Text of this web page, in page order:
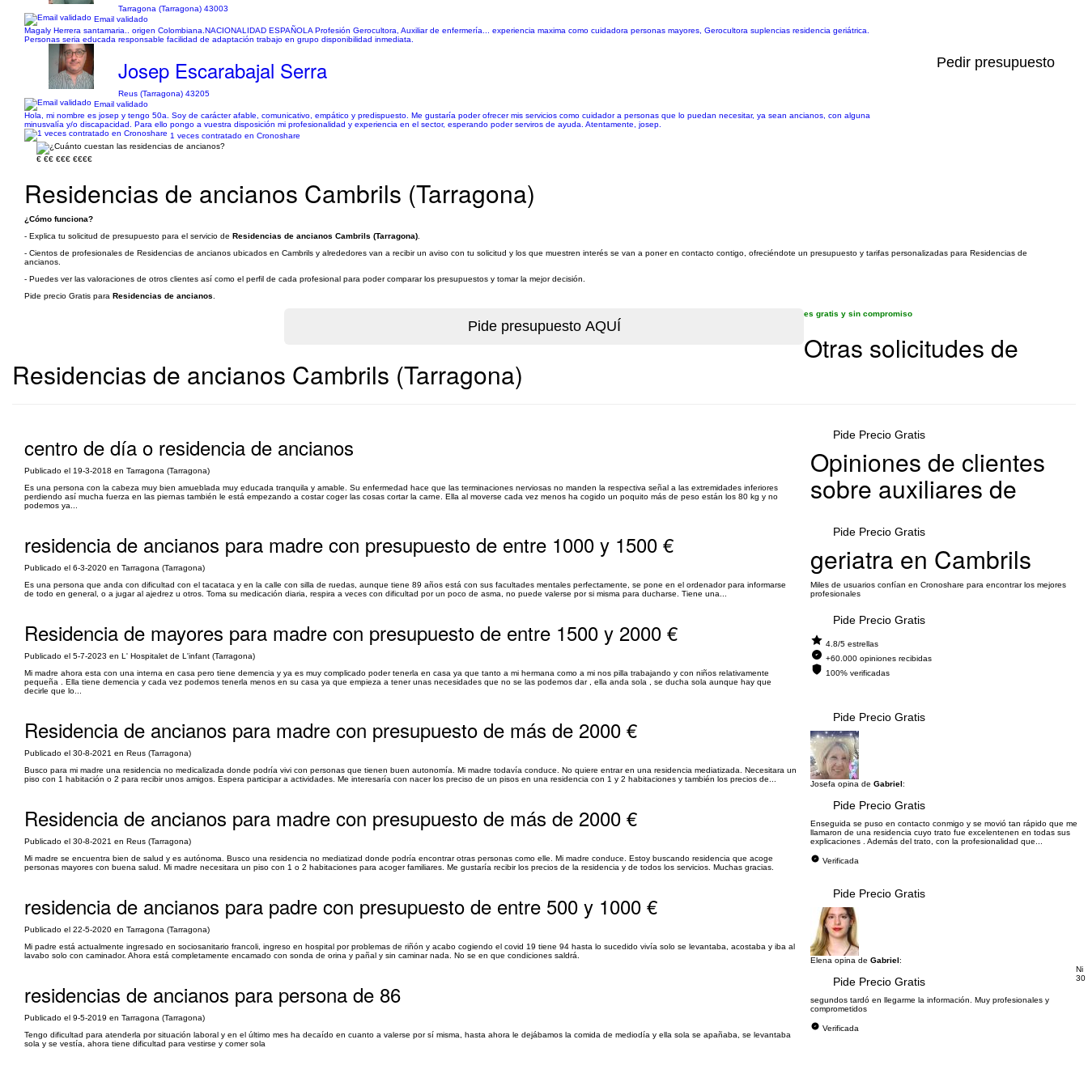
Tarragona (Tarragona) 43003
Email validado
Magaly Herrera santamaria.. origen Colombiana.NACIONALIDAD ESPAÑOLA Profesión Gerocultora, Auxiliar de enfermería... experiencia maxima como cuidadora personas mayores, Gerocultora suplencias residencia geriátrica.
Personas seria educada responsable facilidad de adaptación trabajo en grupo disponibilidad inmediata.
Josep Escarabajal Serra
Reus (Tarragona) 43205
Email validado
Hola, mi nombre es josep y tengo 50a. Soy de carácter afable, comunicativo, empático y predispuesto. Me gustaría poder ofrecer mis servicios como cuidador a personas que lo puedan necesitar, ya sean ancianos, con alguna
minusvalía y/o discapacidad. Para ello pongo a vuestra disposición mi profesionalidad y experiencia en el sector, esperando poder serviros de ayuda. Atentamente, josep.
1 veces contratado en Cronoshare
Pedir presupuesto
€ €€ €€€ €€€€
Residencias de ancianos Cambrils (Tarragona)
¿Cómo funciona?
- Explica tu solicitud de presupuesto para el servicio de Residencias de ancianos Cambrils (Tarragona)
- Cientos de profesionales de Residencias de ancianos ubicados en Cambrils y alrededores van a recibir un aviso con tu solicitud y los que muestren interés se van a poner en contacto contigo, ofreciéndote un presupuesto y tarifas personalizadas para Residencias de
ancianos.
- Puedes ver las valoraciones de otros clientes así como el perfil de cada profesional para poder comparar los presupuestos y tomar la mejor decisión.
Pide precio Gratis para Residencias de ancianos
es gratis y sin compromiso
Otras solicitudes de
Residencias de ancianos Cambrils (Tarragona)
centro de día o residencia de ancianos
Publicado el 19-3-2018 en Tarragona (Tarragona)
Es una persona con la cabeza muy bien amueblada muy educada tranquila y amable. Su enfermedad hace que las terminaciones nerviosas no manden la respectiva señal a las extremidades inferiores
perdiendo así mucha fuerza en las piernas también le está empezando a costar coger las cosas cortar la carne. Ella al moverse cada vez menos ha cogido un poquito más de peso están los 80 kg y no
podemos ya...
Pide Precio Gratis
residencia de ancianos para madre con presupuesto de entre 1000 y 1500 €
Publicado el 6-3-2020 en Tarragona (Tarragona)
Es una persona que anda con dificultad con el tacataca y en la calle con silla de ruedas, aunque tiene 89 años está con sus facultades mentales perfectamente, se pone en el ordenador para informarse
de todo en general, o a jugar al ajedrez u otros. Toma su medicación diaria, respira a veces con dificultad por un poco de asma, no puede valerse por si misma para ducharse. Tiene una...
Pide Precio Gratis
Residencia de mayores para madre con presupuesto de entre 1500 y 2000 €
Publicado el 5-7-2023 en L' Hospitalet de L'infant (Tarragona)
Mi madre ahora esta con una interna en casa pero tiene demencia y ya es muy complicado poder tenerla en casa ya que tanto a mi hermana como a mi nos pilla trabajando y con niños relativamente
pequeña . Ella tiene demencia y cada vez podemos tenerla menos en su casa ya que empieza a tener unas necesidades que no se las podemos dar , ella anda sola , se ducha sola aunque hay que
decirle que lo...
Pide Precio Gratis
Residencia de ancianos para madre con presupuesto de más de 2000 €
Publicado el 30-8-2021 en Reus (Tarragona)
Busco para mi madre una residencia no medicalizada donde podría vivi con personas que tienen buen autonomía. Mi madre todavía conduce. No quiere entrar en una residencia mediatizada. Necesitara un
piso con 1 habitación o 2 para recibir unos amigos. Espera participar a actividades. Me interesaría con nacer los preciso de un pisos en una residencia con 1 y 2 habitaciones y también los precios de...
Pide Precio Gratis
Residencia de ancianos para madre con presupuesto de más de 2000 €
Publicado el 30-8-2021 en Reus (Tarragona)
Mi madre se encuentra bien de salud y es autónoma. Busco una residencia no mediatizad donde podría encontrar otras personas como elle. Mi madre conduce. Estoy buscando residencia que acoge
personas mayores con buena salud. Mi madre necesitara un piso con 1 o 2 habitaciones para acoger familiares. Me gustaría recibir los precios de la residencia y de todos los servicios. Muchas gracias.
Pide Precio Gratis
residencia de ancianos para padre con presupuesto de entre 500 y 1000 €
Publicado el 22-5-2020 en Tarragona (Tarragona)
Mi padre está actualmente ingresado en sociosanitario francoli, ingreso en hospital por problemas de riñón y acabo cogiendo el covid 19 tiene 94 hasta lo sucedido vivía solo se levantaba, acostaba y iba al
lavabo solo con caminador. Ahora está completamente encamado con sonda de orina y pañal y sin caminar nada. No se en que condiciones saldrá.
Pide Precio Gratis
residencias de ancianos para persona de 86
Publicado el 9-5-2019 en Tarragona (Tarragona)
Tengo dificultad para atenderla por situación laboral y en el último mes ha decaído en cuanto a valerse por sí misma, hasta ahora le dejábamos la comida de mediodía y ella sola se apañaba, se levantaba
sola y se vestía, ahora tiene dificultad para vestirse y comer sola
Pide Precio Gratis
Opiniones de clientes
sobre auxiliares de
geriatra en Cambrils
Miles de usuarios confían en Cronoshare para encontrar los mejores
profesionales
4.8/5 estrellas
+60.000 opiniones recibidas
100% verificadas
Josefa opina de Gabriel:
Enseguida se puso en contacto conmigo y se movió tan rápido que me
llamaron de una residencia cuyo trato fue excelentenen en todas sus
explicaciones . Además del trato, con la profesionalidad que...
Verificada
Elena opina de Gabriel:
Ni
30
segundos tardó en llegarme la información. Muy profesionales y
comprometidos
Verificada